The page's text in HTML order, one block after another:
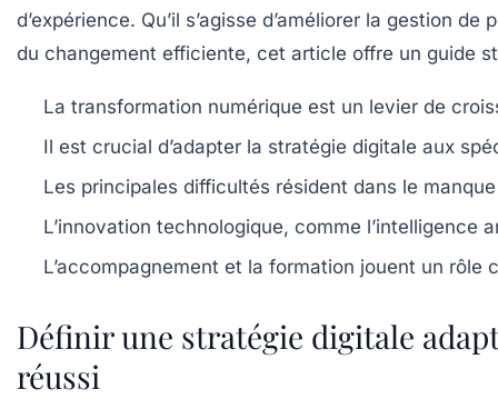
d’expérience. Qu’il s’agisse d’améliorer la gestion
du changement efficiente, cet article offre un guide
La transformation numérique est un levier de
Il est crucial d’adapter la stratégie digitale aux
Les principales difficultés résident dans le
L’innovation technologique, comme
L’accompagnement et la formation jouent un
Définir une stratégie digitale
réussi